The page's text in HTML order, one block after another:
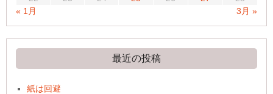
« 1月
3月 »
最近の投稿
紙は回避